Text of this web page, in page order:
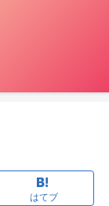
はてブ